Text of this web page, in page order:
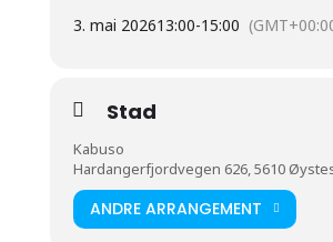
3. mai 202613:00-15:00
Stad
Kabuso
Hardangerfjordvegen 626, 5610
ANDRE ARRANGEMENT